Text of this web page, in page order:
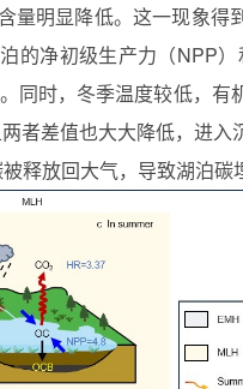
量明显降低。这一现象得
的净初级生产力（NPP
同时，冬季温度较低，有
差值也大大降低，进入
释放回大气，导致湖泊碳